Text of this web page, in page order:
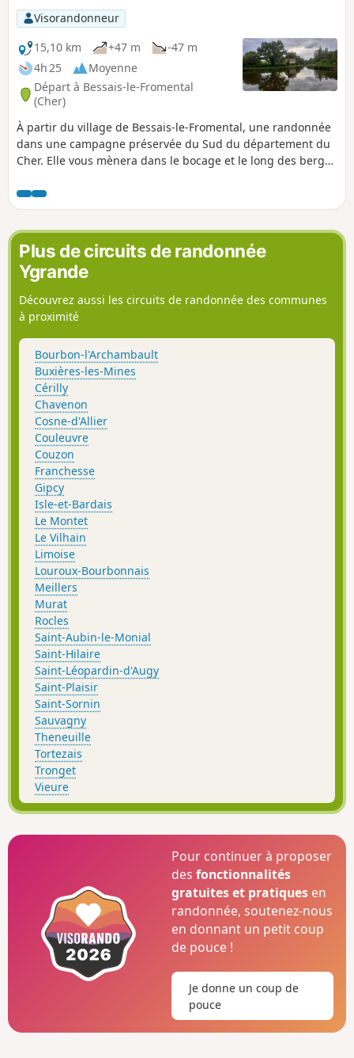
Visorandonneur
15,10 km
+47 m
-47 m
4h 25
Moyenne
Départ à Bessais-le-Fromental
(Cher)
À partir du village de Bessais-le-Fromental, une randonnée
dans une campagne préservée du Sud du département du
Cher. Elle vous mènera dans le bocage et le long des berges
maisons d'éclusier, et architecture en pierre et toiture
typiques de la région hameaux des corps de ferme et
châteaux.
Plus de circuits de randonnée
Ygrande
Découvrez aussi les circuits de randonnée des communes
à proximité
Bourbon-l'Archambault
Buxières-les-Mines
Cérilly
Chavenon
Cosne-d'Allier
Couleuvre
Couzon
Franchesse
Gipcy
Isle-et-Bardais
Le Montet
Le Vilhain
Limoise
Louroux-Bourbonnais
Meillers
Murat
Rocles
Saint-Aubin-le-Monial
Saint-Hilaire
Saint-Léopardin-d'Augy
Saint-Plaisir
Saint-Sornin
Sauvagny
Theneuille
Tortezais
Tronget
Vieure
Pour continuer à proposer
desfonctionnalités
gratuites et pratiques en
randonnée, soutenez-nous
en donnant un petit coup
de pouce !
Je donne un coup de
pouce